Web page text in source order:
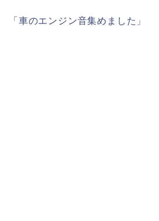
「車のエンジン音集めました」